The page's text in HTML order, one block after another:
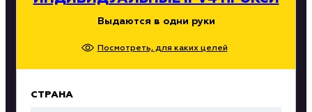
Выдаются в одни руки
Посмотреть, для каких целей
СТРАНА